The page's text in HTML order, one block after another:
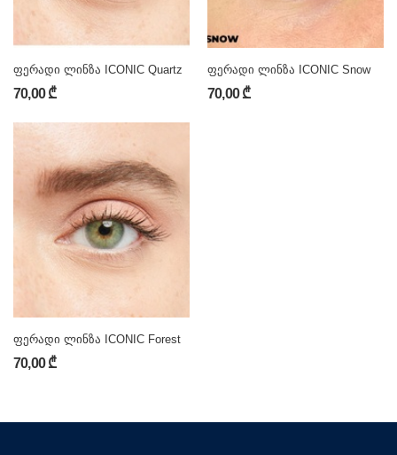
ფერადი ლინზა ICONIC Quartz
70,00 ₾
ფერადი ლინზა ICONIC Snow
70,00 ₾
ფერადი ლინზა ICONIC Forest
70,00 ₾